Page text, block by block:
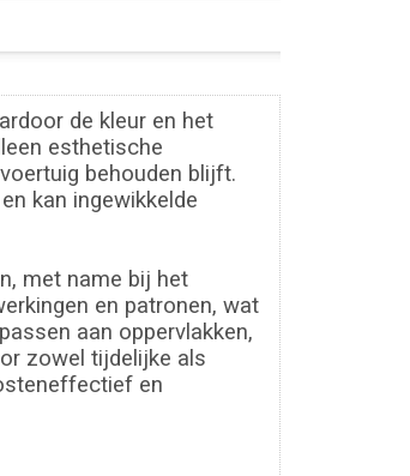
de kleur en het
esthetische
behouden blijft.
kan ingewikkelde
met name bij het
en patronen, wat
aan oppervlakken,
zowel tijdelijke als
en